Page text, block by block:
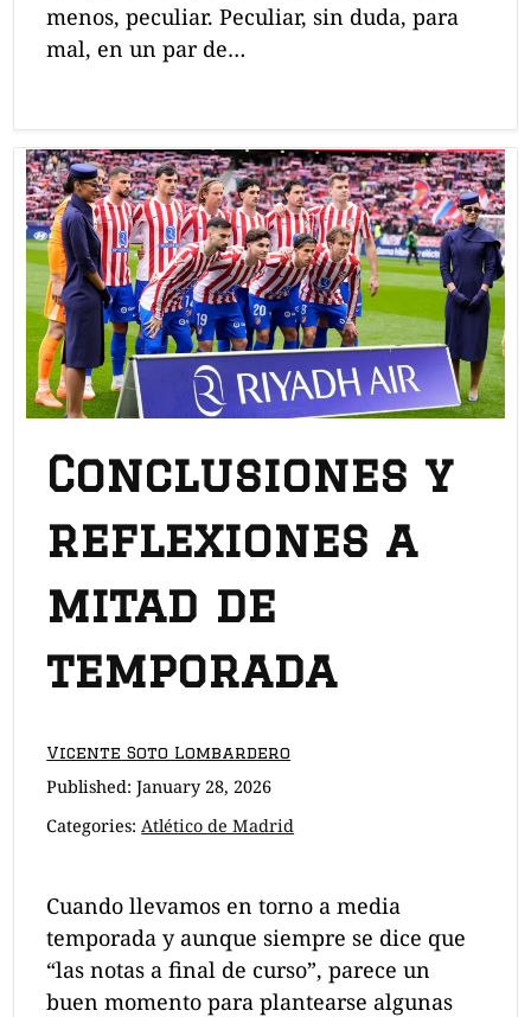
menos, peculiar. Peculiar, sin duda, para
mal, en un par de…
Conclusiones y
reflexiones a
mitad de
temporada
Vicente Soto Lombardero
Published:January 28, 2026
Categories:Atlético de Madrid
Cuando llevamos en torno a media
temporada y aunque siempre se dice que
“las notas a final de curso”, parece un
buen momento para plantearse algunas